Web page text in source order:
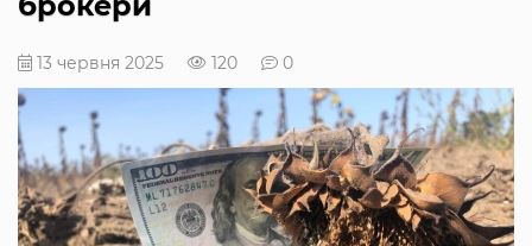
13 червня 2025 120 0